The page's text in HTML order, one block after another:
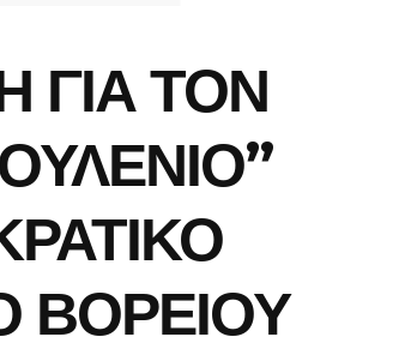
ΓΙΑ ΤΟΝ
ΒΟΡΕΙΟΥ